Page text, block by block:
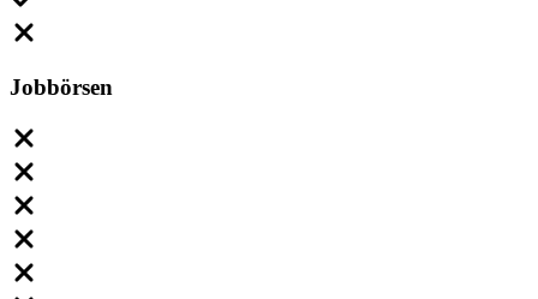
Jobbörsen